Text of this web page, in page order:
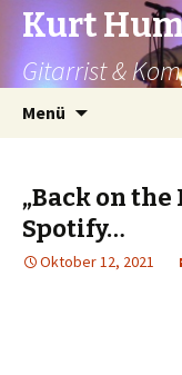
Kurt
Gitarrist &
Menü
„Back on
Spotify…
Oktober 12, 2021